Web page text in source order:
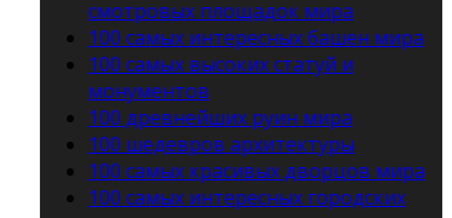
смотровых площадок мира
100 самых интересных башен мира
100 самых высоких статуй и
монументов
100 древнейших руин мира
100 шедевров архитектуры
100 cамых красивых дворцов мира
100 самых интересных городских